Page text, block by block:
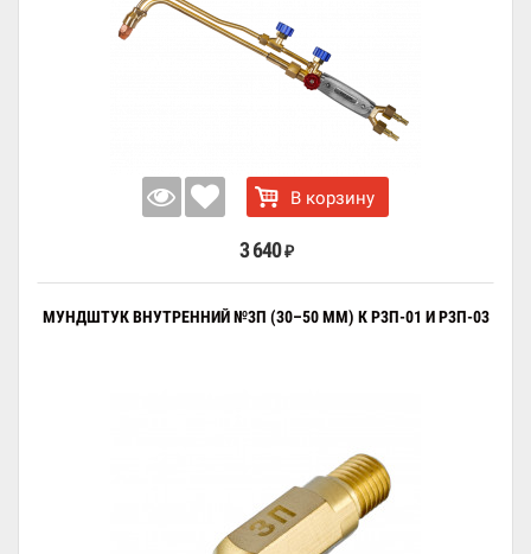
В корзину
3 640 ₽
МУНДШТУК ВНУТРЕННИЙ №3П (30–50 ММ) К Р3П-01 И Р3П-03